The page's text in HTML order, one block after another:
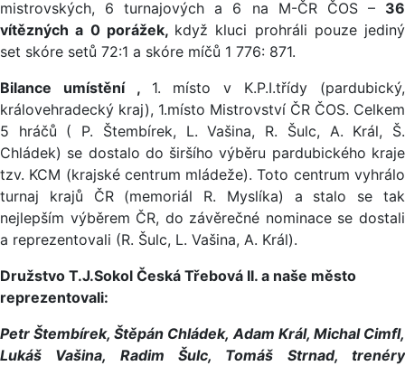
mistrovských, 6 turnajových a 6 na M-ČR ČOS – 36
vítězných a 0 porážek, když kluci prohráli pouze jediný
set skóre setů 72:1 a skóre míčů 1 776: 871.
Bilance umístění , 1. místo v K.P.I.třídy (pardubický,
královehradecký kraj), 1.místo Mistrovství ČR ČOS. Celkem
5 hráčů ( P. Štembírek, L. Vašina, R. Šulc, A. Král, Š.
Chládek) se dostalo do širšího výběru pardubického kraje
tzv. KCM (krajské centrum mládeže). Toto centrum vyhrálo
turnaj krajů ČR (memoriál R. Myslíka) a stalo se tak
nejlepším výběrem ČR, do závěrečné nominace se dostali
a reprezentovali (R. Šulc, L. Vašina, A. Král).
Družstvo T.J.Sokol Česká Třebová II. a naše město
reprezentovali:
Petr Štembírek, Štěpán Chládek, Adam Král, Michal Cimfl,
Lukáš Vašina, Radim Šulc, Tomáš Strnad, trenéry